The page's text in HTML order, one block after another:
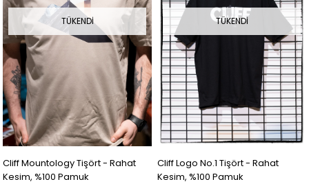
TÜKENDI
Cliff Mountology Tişört - Rahat
Kesim, %100 Pamuk
TÜKENDI
Cliff Logo No.1 Tişört - Rahat
Kesim, %100 Pamuk